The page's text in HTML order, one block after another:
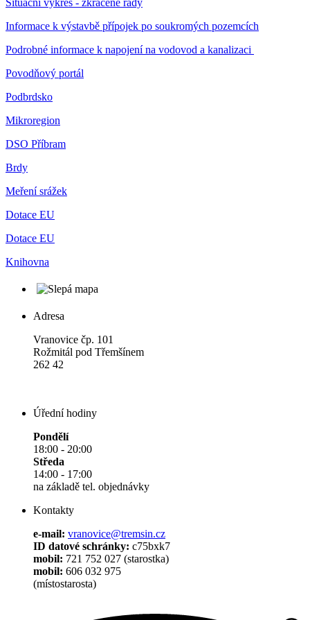
Situační výkres - zkrácené řády
Informace k výstavbě přípojek po soukromých pozemcích
Podrobné informace k napojení na vodovod a kanalizaci
Povodňový portál
Podbrdsko
Mikroregion
DSO Příbram
Brdy
Meření srážek
Dotace EU
Dotace EU
Knihovna
Adresa
Vranovice čp. 101
Rožmitál pod Třemšínem
262 42
Úřední hodiny
Pondělí
18:00 - 20:00
Středa
14:00 - 17:00
na základě tel. objednávky
Kontakty
e-mail: vranovice@tremsin.cz
ID datové schránky: c75bxk7
mobil: 721 752 027 (starostka)
mobil: 606 032 975
(místostarosta)